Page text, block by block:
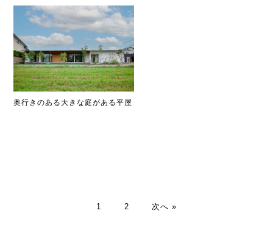
奥行きのある大きな庭がある平屋
1 2 次へ »